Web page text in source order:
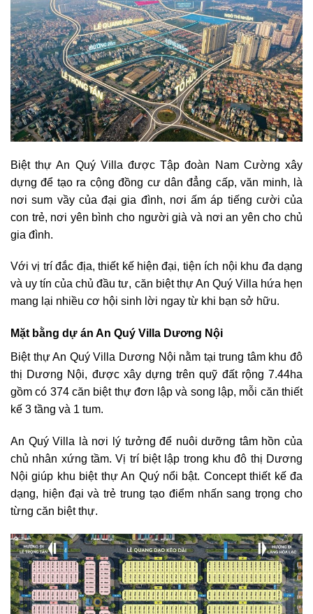
Biệt thự An Quý Villa được Tập đoàn Nam Cường xây
dựng để tạo ra cộng đồng cư dân đẳng cấp, văn minh, là
nơi sum vầy của đại gia đình, nơi ấm áp tiếng cười của
con trẻ, nơi yên bình cho người già và nơi an yên cho chủ
gia đình.
Với vị trí đắc địa, thiết kế hiện đại, tiện ích nội khu đa dạng
và uy tín của chủ đầu tư, căn biệt thự An Quý Villa hứa hẹn
mang lại nhiều cơ hội sinh lời ngay từ khi bạn sở hữu.
Mặt bằng dự án An Quý Villa Dương Nội
Biệt thự An Quý Villa Dương Nội nằm tại trung tâm khu đô
thị Dương Nội, được xây dựng trên quỹ đất rộng 7.44ha
gồm có 374 căn biệt thự đơn lập và song lập, mỗi căn thiết
kế 3 tầng và 1 tum.
An Quý Villa là nơi lý tưởng để nuôi dưỡng tâm hồn của
chủ nhân xứng tầm. Vị trí biệt lập trong khu đô thị Dương
Nội giúp khu biệt thự An Quý nổi bật. Concept thiết kế đa
dạng, hiện đại và trẻ trung tạo điểm nhấn sang trọng cho
từng căn biệt thự.